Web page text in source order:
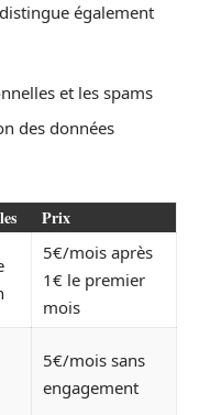
également
et les spams
des données
Prix
5€/mois après
1€ le premier
mois
5€/mois sans
engagement